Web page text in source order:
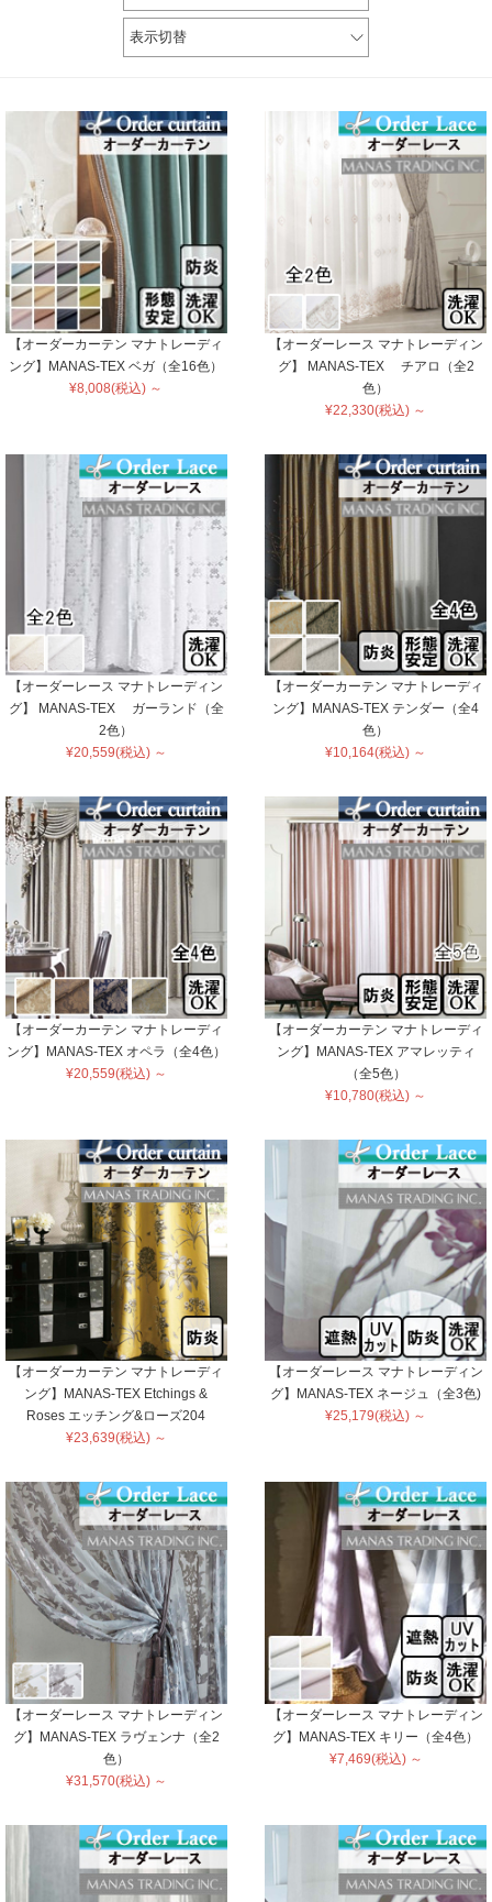
表示切替
【オーダーカーテン マナトレーディ
ング】MANAS-TEX ベガ（全16色）
¥8,008(税込) ～
【オーダーレース マナトレーディン
グ】 MANAS-TEX チアロ（全2
色）
¥22,330(税込) ～
【オーダーレース マナトレーディン
グ】 MANAS-TEX ガーランド（全
2色）
¥20,559(税込) ～
【オーダーカーテン マナトレーディ
ング】MANAS-TEX テンダー（全4
色）
¥10,164(税込) ～
【オーダーカーテン マナトレーディ
ング】MANAS-TEX オペラ（全4色）
¥20,559(税込) ～
【オーダーカーテン マナトレーディ
ング】MANAS-TEX アマレッティ
（全5色）
¥10,780(税込) ～
【オーダーカーテン マナトレーディ
ング】MANAS-TEX Etchings &
Roses エッチング&ローズ204
¥23,639(税込) ～
【オーダーレース マナトレーディン
グ】MANAS-TEX ネージュ（全3色)
¥25,179(税込) ～
【オーダーレース マナトレーディン
グ】MANAS-TEX ラヴェンナ（全2
色）
¥31,570(税込) ～
【オーダーレース マナトレーディン
グ】MANAS-TEX キリー（全4色）
¥7,469(税込) ～